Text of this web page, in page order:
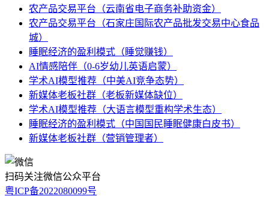
农产品交易平台（云南省电子商务补助资金）
农产品交易平台（石家庄国际农产品批发交易中心食品
城）
睡眠经济的盈利模式（睡觉赚钱）
AI情感陪伴（0-6岁幼儿英语启蒙）
学术AI模型推荐（中美AI竞争态势）
新媒体老板社群（老板新媒体缺位）
学术AI模型推荐（大语言模型重构学术生态）
睡眠经济的盈利模式（中国国民睡眠健康白皮书）
新媒体老板社群（营销管理者）
扫码关注微信公众平台
粤ICP备2022080099号